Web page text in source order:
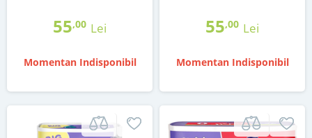
55,00 Lei
Momentan Indisponibil
55,00 Lei
Momentan Indisponibil